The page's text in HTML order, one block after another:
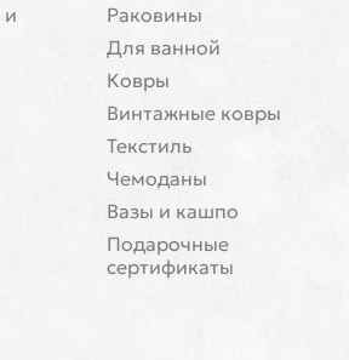
Раковины
Для ванной
Ковры
Винтажные ковры
Текстиль
Чемоданы
Вазы и кашпо
Подарочные
сертификаты